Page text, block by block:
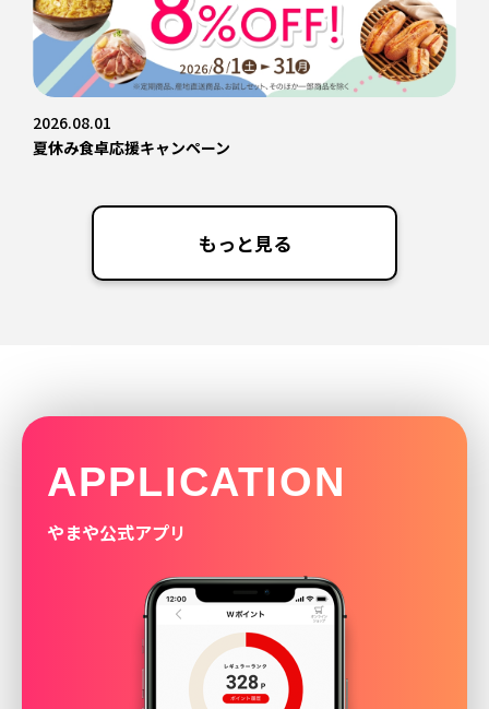
2026.08.01
夏休み食卓応援キャンペーン
もっと見る
APPLICATION
やまや公式アプリ